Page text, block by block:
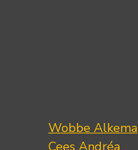
Wobbe Alkema
Cees Andréa